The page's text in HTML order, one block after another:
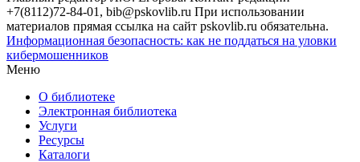
+7(8112)72-84-01, bib@pskovlib.ru При использовании
материалов прямая ссылка на сайт pskovlib.ru обязательна.
Информационная безопасность: как не поддаться на уловки
кибермошенников
Меню
О библиотеке
Электронная библиотека
Услуги
Ресурсы
Каталоги